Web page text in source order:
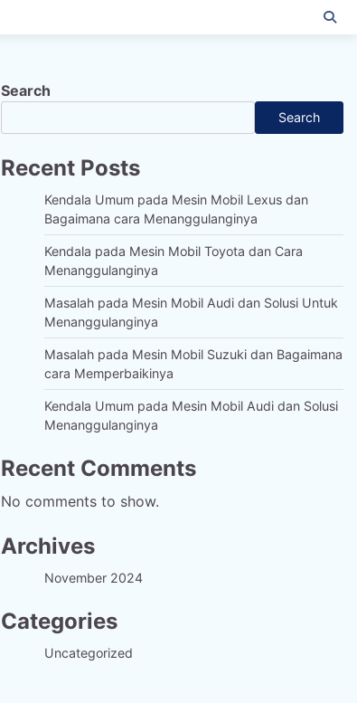
Search
Search
Recent Posts
Kendala Umum pada Mesin Mobil Lexus dan
Bagaimana cara Menanggulanginya
Kendala pada Mesin Mobil Toyota dan Cara
Menanggulanginya
Masalah pada Mesin Mobil Audi dan Solusi Untuk
Menanggulanginya
Masalah pada Mesin Mobil Suzuki dan Bagaimana
cara Memperbaikinya
Kendala Umum pada Mesin Mobil Audi dan Solusi
Menanggulanginya
Recent Comments
No comments to show.
Archives
November 2024
Categories
Uncategorized